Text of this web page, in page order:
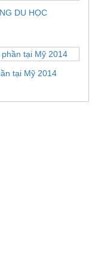
DU HỌC
tại Mỹ 2014